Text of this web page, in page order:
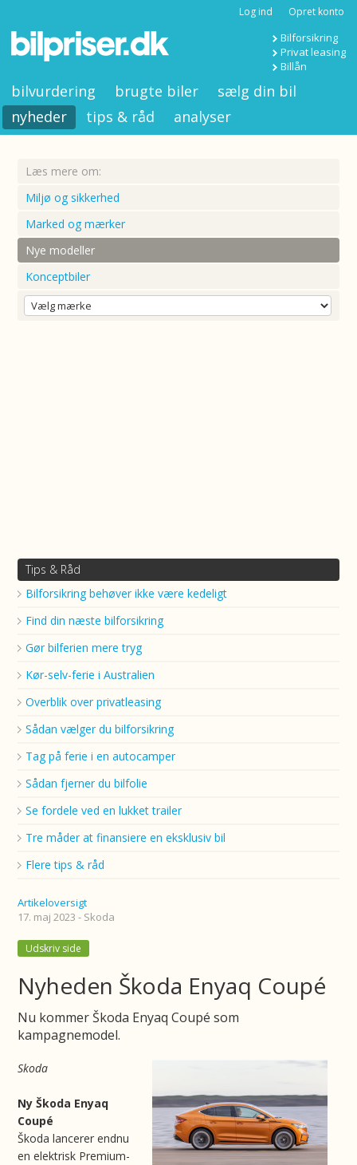
Log ind Opret konto
Bilforsikring
Privat leasing
Billån
bilvurdering brugte biler
sælg din bil
nyheder
tips & råd analyser
Læs mere om:
Miljø og sikkerhed
Marked og mærker
Nye modeller
Konceptbiler
Tips & Råd
Bilforsikring behøver ikke være kedeligt
Find din næste bilforsikring
Gør bilferien mere tryg
Kør-selv-ferie i Australien
Overblik over privatleasing
Sådan vælger du bilforsikring
Tag på ferie i en autocamper
Sådan fjerner du bilfolie
Se fordele ved en lukket trailer
Tre måder at finansiere en eksklusiv bil
Flere tips & råd
Artikeloversigt
17. maj 2023 - Skoda
Udskriv side
Nyheden Škoda Enyaq Coupé
Nu kommer Škoda Enyaq Coupé som
kampagnemodel.
Skoda
Ny Škoda Enyaq
Coupé
Škoda lancerer endnu
en elektrisk Premium-